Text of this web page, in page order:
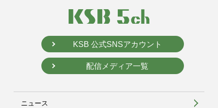
KSB 公式SNSアカウント
配信メディア一覧
ニュース